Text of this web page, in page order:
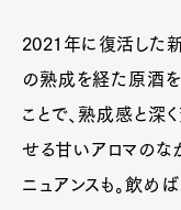
2021年に復活した新
の熟成を経た原酒
ことで、熟成感と深
せる甘いアロマのな
ニュアンスも。飲め